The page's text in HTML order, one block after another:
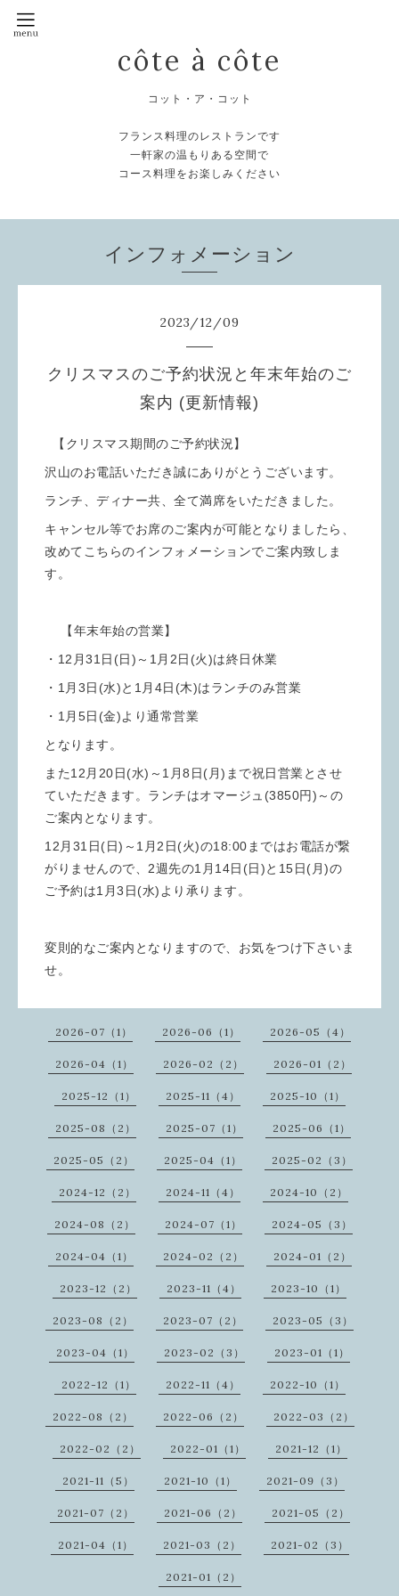
côte à côte
コット・ア・コット
フランス料理のレストランです
一軒家の温もりある空間で
コース料理をお楽しみください
インフォメーション
2023/12/09
クリスマスのご予約状況と年末年始のご
案内 (更新情報)
【クリスマス期間のご予約状況】
沢山のお電話いただき誠にありがとうございます。
ランチ、ディナー共、全て満席をいただきました。
キャンセル等でお席のご案内が可能となりましたら、
改めてこちらのインフォメーションでご案内致しま
す。
【年末年始の営業】
・12月31日(日)～1月2日(火)は終日休業
・1月3日(水)と1月4日(木)はランチのみ営業
・1月5日(金)より通常営業
となります。
また12月20日(水)～1月8日(月)まで祝日営業とさせ
ていただきます。ランチはオマージュ(3850円)～の
ご案内となります。
12月31日(日)～1月2日(火)の18:00まではお電話が繋
がりませんので、2週先の1月14日(日)と15日(月)の
ご予約は1月3日(水)より承ります。
変則的なご案内となりますので、お気をつけ下さいま
せ。
2026-07（1） 2026-06（1） 2026-05（4）
2026-04（1） 2026-02（2） 2026-01（2）
2025-12（1） 2025-11（4） 2025-10（1）
2025-08（2） 2025-07（1） 2025-06（1）
2025-05（2） 2025-04（1） 2025-02（3）
2024-12（2） 2024-11（4） 2024-10（2）
2024-08（2） 2024-07（1） 2024-05（3）
2024-04（1） 2024-02（2） 2024-01（2）
2023-12（2） 2023-11（4） 2023-10（1）
2023-08（2） 2023-07（2） 2023-05（3）
2023-04（1） 2023-02（3） 2023-01（1）
2022-12（1） 2022-11（4） 2022-10（1）
2022-08（2） 2022-06（2） 2022-03（2）
2022-02（2） 2022-01（1） 2021-12（1）
2021-11（5） 2021-10（1） 2021-09（3）
2021-07（2） 2021-06（2） 2021-05（2）
2021-04（1） 2021-03（2） 2021-02（3）
2021-01（2）